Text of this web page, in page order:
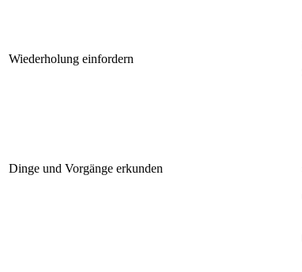
Wiederholung einfordern
Dinge und Vorgänge erkunden